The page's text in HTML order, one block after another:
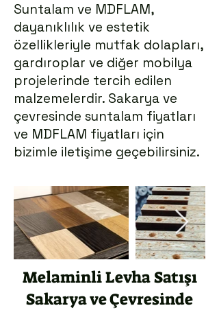
Suntalam ve MDFLAM,
dayanıklılık ve estetik
özellikleriyle mutfak dolapları,
gardıroplar ve diğer mobilya
projelerinde tercih edilen
malzemelerdir. Sakarya ve
çevresinde suntalam fiyatları
ve MDFLAM fiyatları için
bizimle iletişime geçebilirsiniz.
Melaminli Levha Satışı
Sakarya ve Çevresinde